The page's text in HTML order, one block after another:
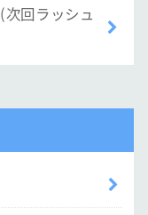
回ラッシュ